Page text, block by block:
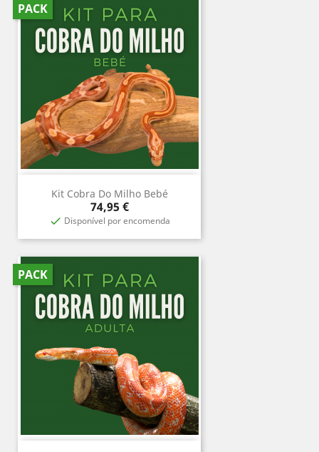
Kit Cobra Do Milho Bebé
Prix
74,95 €
 Disponível por encomenda
PACK
PACK